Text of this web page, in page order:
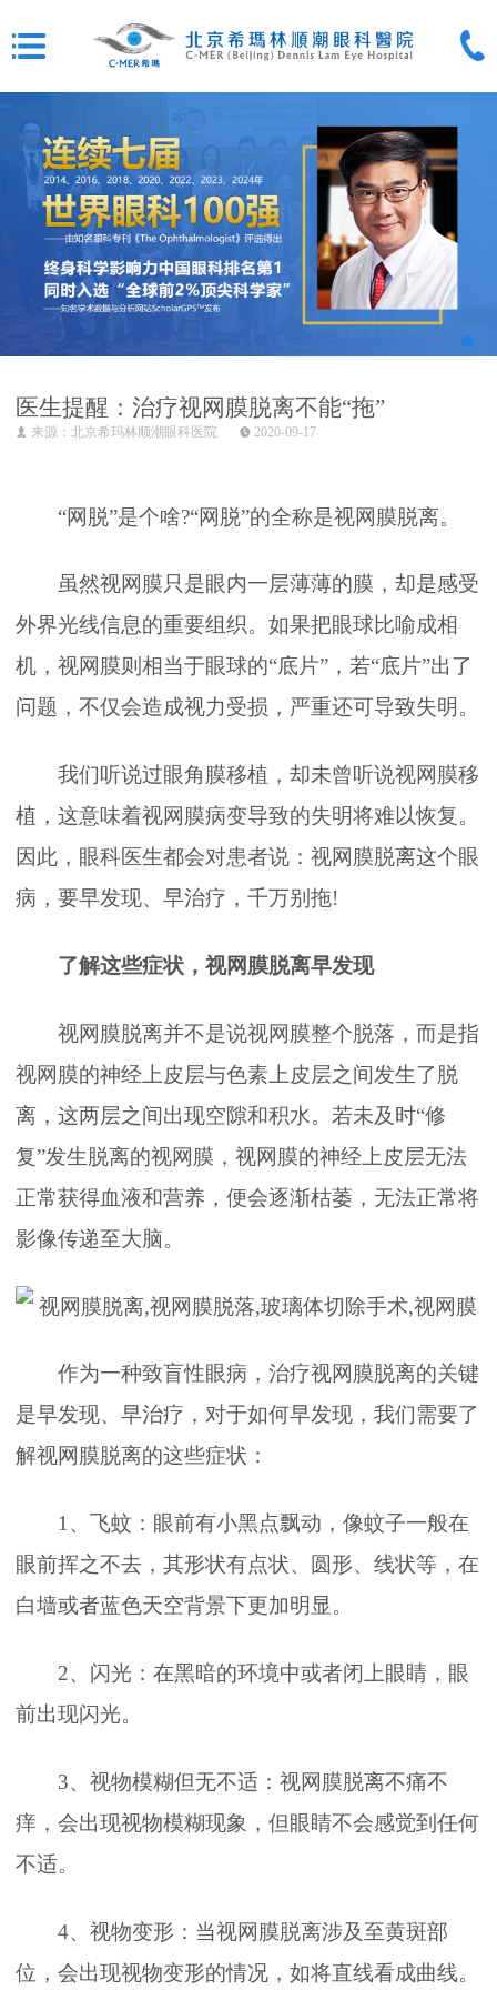
医生提醒：治疗视网膜脱离不能“拖”
来源：北京希玛林顺潮眼科医院 2020-09-17
“网脱”是个啥?“网脱”的全称是视网膜脱离。
虽然视网膜只是眼内一层薄薄的膜，却是感受
外界光线信息的重要组织。如果把眼球比喻成相
机，视网膜则相当于眼球的“底片”，若“底片”出了
问题，不仅会造成视力受损，严重还可导致失明。
我们听说过眼角膜移植，却未曾听说视网膜移
植，这意味着视网膜病变导致的失明将难以恢复。
因此，眼科医生都会对患者说：视网膜脱离这个眼
病，要早发现、早治疗，千万别拖!
了解这些症状， 视网膜脱离早发现
视网膜脱离并不是说视网膜整个脱落，而是指
视网膜的神经上皮层与色素上皮层之间发生了脱
离，这两层之间出现空隙和积水。若未及时“修
复”发生脱离的视网膜，视网膜的神经上皮层无法
正常获得血液和营养，便会逐渐枯萎，无法正常将
影像传递至大脑。
作为一种致盲性眼病，治疗视网膜脱离的关键
是早发现、早治疗，对于如何早发现，我们需要了
解视网膜脱离的这些症状：
1、飞蚊：眼前有小黑点飘动，像蚊子一般在
眼前挥之不去，其形状有点状、圆形、线状等，在
白墙或者蓝色天空背景下更加明显。
2、闪光：在黑暗的环境中或者闭上眼睛，眼
前出现闪光。
3、视物模糊但无不适：视网膜脱离不痛不
痒，会出现视物模糊现象，但眼睛不会感觉到任何
不适。
4、视物变形：当视网膜脱离涉及至黄斑部
位，会出现视物变形的情况，如将直线看成曲线。